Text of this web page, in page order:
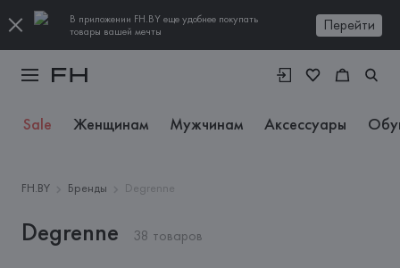
В приложении FH.BY еще удобнее покупать
товары вашей мечты
Перейти
Sale Женщинам Мужчинам Аксессуары
FH.BY Бренды Degrenne
Degrenne 38 товаров